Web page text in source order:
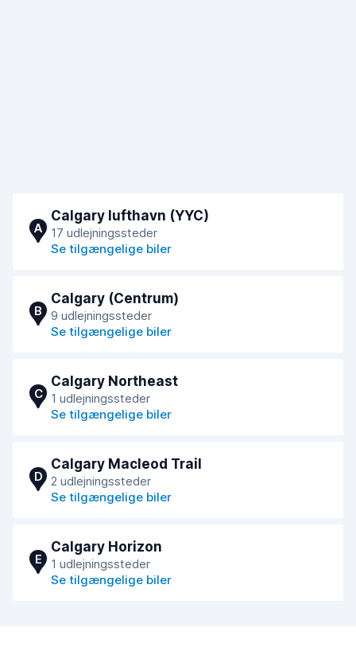
A
Calgary lufthavn (YYC)
17 udlejningssteder
Se tilgængelige biler
B
Calgary (Centrum)
9 udlejningssteder
Se tilgængelige biler
C
Calgary Northeast
1 udlejningssteder
Se tilgængelige biler
D
Calgary Macleod Trail
2 udlejningssteder
Se tilgængelige biler
E
Calgary Horizon
1 udlejningssteder
Se tilgængelige biler